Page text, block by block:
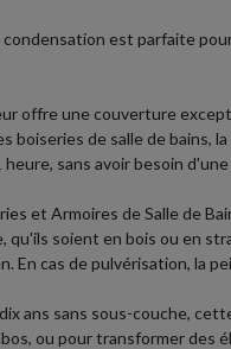
est parfaite
offre une couverture
boiseries de salle de
sans avoir besoin
et Armoires de Salle de
soient en bois ou en
En cas de pulvérisation, la
ans sans sous-couche,
ou pour transformer